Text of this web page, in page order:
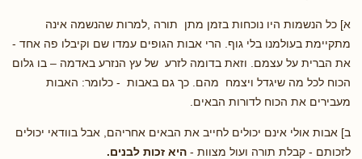
א] כל הנשמות היו נוכחות בזמן מתן תורה ,למרות שהנשמה אינה
מתקיימת בעולמנו בלי גוף. הרי אבות הגופים עמדו שם וקיבלו פה אחד -
את הברית על עצמם. וזאת בדומה לזרע של עץ הנזרע באדמה – בו גלום
הכוח לכל מה שיגדל ויצמח מהם. כך גם באבות - כלומר: האבות
מעבירים את הכוח לדורות הבאים.
ב] אבות אולי אינם יכולים לחייב את הבאים אחריהם, אבל בוודאי יכולים
לזכותם - קבלת תורה ועול מצוות - היא זכות לבנים.